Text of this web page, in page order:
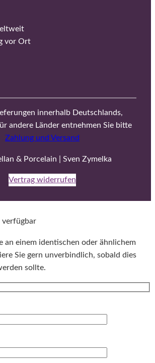
vor Ort
innerhalb Deutschlands,
andere Länder entnehmen Sie bitte
Zahlung und Versand
& Porcelain | Sven Zymelka
Vertrag widerrufen
verfügbar
an einem identischen oder ähnlichem
Sie gern unverbindlich, sobald dies
sollte.